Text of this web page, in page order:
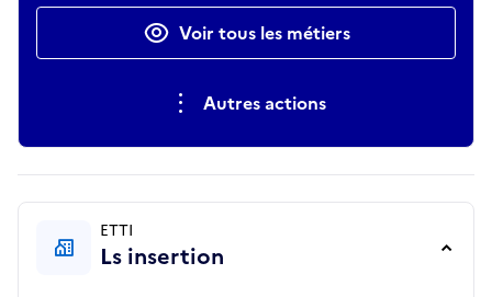
Actions rapidesVoir tous les métiers
Autres actions
ETTI
Ls insertion